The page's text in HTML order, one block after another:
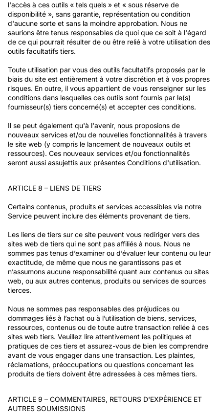
l'accès à ces outils « tels quels » et « sous réserve de
disponibilité », sans garantie, représentation ou condition
d'aucune sorte et sans la moindre approbation. Nous ne
saurions être tenus responsables de quoi que ce soit à l'égard
de ce qui pourrait résulter de ou être relié à votre utilisation des
outils facultatifs tiers.
Toute utilisation par vous des outils facultatifs proposés par le
biais du site est entièrement à votre discrétion et à vos propres
risques. En outre, il vous appartient de vous renseigner sur les
conditions dans lesquelles ces outils sont fournis par le(s)
fournisseur(s) tiers concerné(s) et accepter ces conditions.
Il se peut également qu'à l'avenir, nous proposions de
nouveaux services et/ou de nouvelles fonctionnalités à travers
le site web (y compris le lancement de nouveaux outils et
ressources). Ces nouveaux services et/ou fonctionnalités
seront aussi assujettis aux présentes Conditions d'utilisation.
ARTICLE 8 – LIENS DE TIERS
Certains contenus, produits et services accessibles via notre
Service peuvent inclure des éléments provenant de tiers.
Les liens de tiers sur ce site peuvent vous rediriger vers des
sites web de tiers qui ne sont pas affiliés à nous. Nous ne
sommes pas tenus d’examiner ou d’évaluer leur contenu ou leur
exactitude, de même que nous ne garantissons pas et
n’assumons aucune responsabilité quant aux contenus ou sites
web, ou aux autres contenus, produits ou services de sources
tierces.
Nous ne sommes pas responsables des préjudices ou
dommages liés à l’achat ou à l’utilisation de biens, services,
ressources, contenus ou de toute autre transaction reliée à ces
sites web tiers. Veuillez lire attentivement les politiques et
pratiques de ces tiers et assurez-vous de bien les comprendre
avant de vous engager dans une transaction. Les plaintes,
réclamations, préoccupations ou questions concernant les
produits de tiers doivent être adressées à ces mêmes tiers.
ARTICLE 9 – COMMENTAIRES, RETOURS D'EXPÉRIENCE ET
AUTRES SOUMISSIONS